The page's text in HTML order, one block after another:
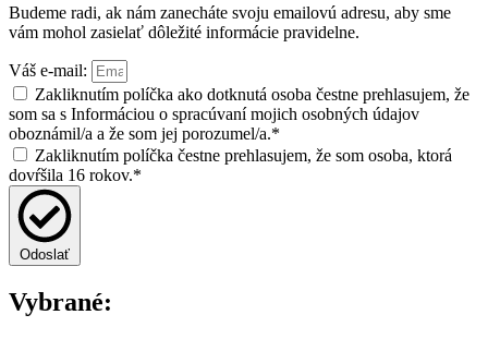
Budeme radi, ak nám zanecháte svoju emailovú adresu, aby sme
vám mohol zasielať dôležité informácie pravidelne.
Váš e-mail:
Zakliknutím políčka ako dotknutá osoba čestne prehlasujem, že
som sa s Informáciou o spracúvaní mojich osobných údajov
oboznámil/a a že som jej porozumel/a.*
Zakliknutím políčka čestne prehlasujem, že som osoba, ktorá
dovŕšila 16 rokov.*
Odoslať
Vybrané: